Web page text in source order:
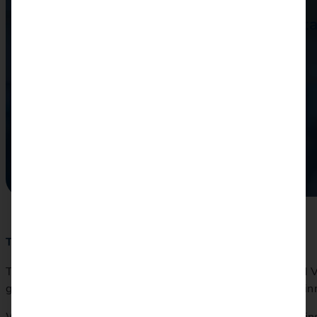
Tradition trifft Zukunft
Treffen Sie am 16. Mai alle relevanten Produktgeber und
genießen Sie mit Freunden, Kollegen und Partnern die